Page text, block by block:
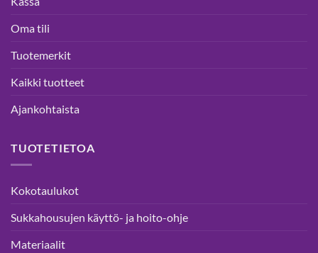
Oma tili
Tuotemerkit
Kaikki tuotteet
Ajankohtaista
TUOTETIETOA
Kokotaulukot
Sukkahousujen käyttö- ja hoito-ohje
Materiaalit